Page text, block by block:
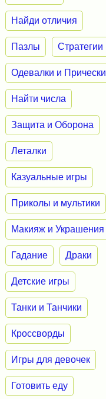
Найди отличия
Пазлы Стратегии
Одевалки и Прически
Найти числа
Защита и Оборона
Леталки
Казуальные игры
Приколы и мультики
Макияж и Украшения
Гадание Драки
Детские игры
Танки и Танчики
Кроссворды
Игры для девочек
Готовить еду